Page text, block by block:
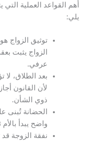
أهم القواعد العملية
يلي:
توثيق الزواج
الزواج يثبت
عرفي.
بعد الطلاق، لا
لأن القانون
ذوي الشأن.
الحضانة
واضح يبدأ
نفقة الزوجة